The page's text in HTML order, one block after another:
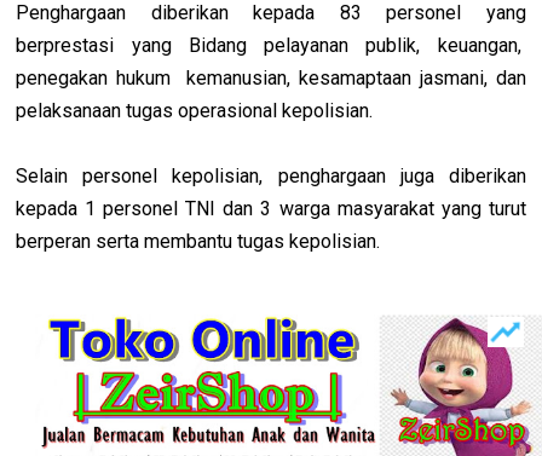
Penghargaan diberikan kepada 83 personel yang
berprestasi yang Bidang pelayanan publik, keuangan,
penegakan hukum kemanusian, kesamaptaan jasmani, dan
pelaksanaan tugas operasional kepolisian.
Selain personel kepolisian, penghargaan juga diberikan
kepada 1 personel TNI dan 3 warga masyarakat yang turut
berperan serta membantu tugas kepolisian.